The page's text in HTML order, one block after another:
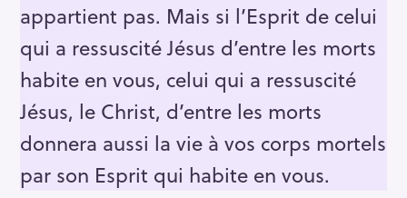
appartient pas. Mais si l’Esprit de celui
qui a ressuscité Jésus d’entre les morts
habite en vous, celui qui a ressuscité
Jésus, le Christ, d’entre les morts
donnera aussi la vie à vos corps mortels
par son Esprit qui habite en vous.